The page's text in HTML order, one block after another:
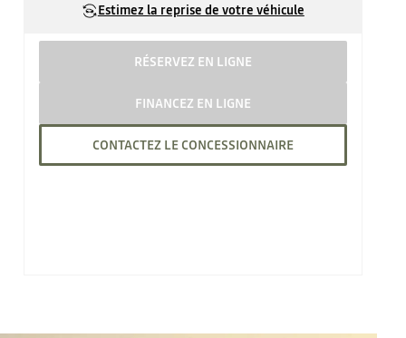
Estimez la reprise de votre véhicule
RÉSERVEZ EN LIGNE
FINANCEZ EN LIGNE
CONTACTEZ LE CONCESSIONNAIRE